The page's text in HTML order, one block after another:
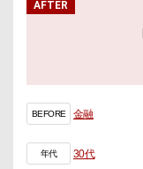
AFTER
BEFORE 金融
年代 30代